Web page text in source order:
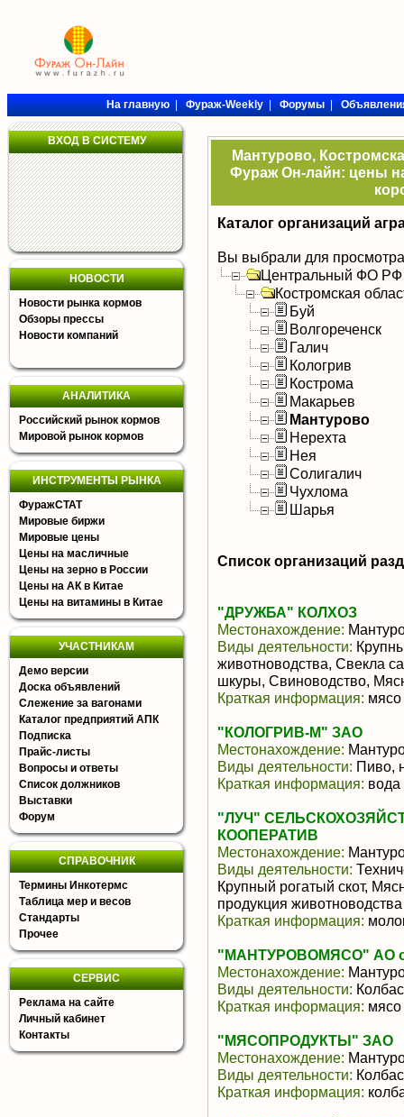
На главную|Фураж-Weekly|Форумы|
ВХОД В СИСТЕМУ
НОВОСТИ
Новости рынка кормов
Обзоры прессы
Новости компаний
АНАЛИТИКА
Российский рынок кормов
Мировой рынок кормов
ИНСТРУМЕНТЫ РЫНКА
ФуражСТАТ
Мировые биржи
Мировые цены
Цены на масличные
Цены на зерно в России
Цены на АК в Китае
Цены на витамины в Китае
УЧАСТНИКАМ
Демо версии
Доска объявлений
Слежение за вагонами
Каталог предприятий АПК
Подписка
Прайс-листы
Вопросы и ответы
Список должников
Выставки
Форум
СПРАВОЧНИК
Термины Инкотермс
Таблица мер и весов
Стандарты
Прочее
СЕРВИС
Реклама на сайте
Личный кабинет
Контакты
Мантурово,
Фураж Он-лайн: цены
Каталог организаций
Вы выбрали для
Центральный ФО РФ
Костромская
Буй
Волгореченск
Галич
Кологрив
Кострома
Макарьев
Мантурово
Нерехта
Нея
Солигалич
Чухлома
Шарья
Список организаций
"ДРУЖБА" КОЛХОЗ
Местонахождение:
Виды деятельности:
животноводства, Свекла
шкуры, Свиноводство,
Краткая информация: мясо
"КОЛОГРИВ-М" ЗАО
Местонахождение:
Виды деятельности: Пиво,
Краткая информация:
"ЛУЧ"
КООПЕРАТИВ
Местонахождение:
Виды деятельности:
Крупный рогатый скот,
продукция животноводства
Краткая информация:
"МАНТУРОВОМЯСО" АО
Местонахождение:
Виды деятельности:
Краткая информация: мясо
"МЯСОПРОДУКТЫ" ЗАО
Местонахождение:
Виды деятельности:
Краткая информация: